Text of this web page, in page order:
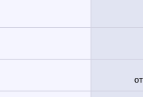
от